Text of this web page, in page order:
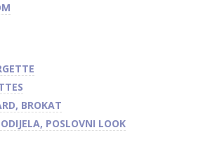
BROKAT
POSLOVNI LOOK